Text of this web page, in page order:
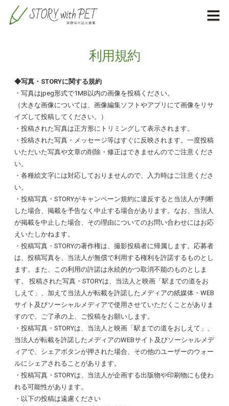
利用規約
◆写真・STORYに関する規約
・写真はjpeg形式で1MB以内の画像を投稿ください。
（大きな画像については、画像編集ソフトやアプリにて画像をリサ
イズして投稿してください。）
・投稿された写真は正方形にトリミングして表示されます。
・投稿された写真・メッセージ等はすぐに反映されます。一度投稿
いただいた写真や文章の削除・修正はできませんのでご注意くださ
い。
・各種絵文字には対応しておりませんので、入力時はご注意くださ
い。
・投稿写真・STORYがキャンペーン規約に違反すると当法人が判断
した場合、掲載を予告なく中止する場合があります。なお、当法人
が掲載を中止した場合、その理由についてのお問い合わせにはお応
えいたしかねます。
・投稿写真・STORYの著作権は、撮影投稿者に帰属します。応募者
は、投稿写真を、当法人が無償で利用する権利を許諾するものとし
ます。また、この利用の許諾は永続的かつ取消不能のものとしま
す。 投稿された写真・STORYは、当法人と映画「駅までの道をお
しえて」、加えて当法人が転載を許諾したメディアの紙媒体・WEB
サイト及びソーシャルメディアで使用させていただくことがありま
すので、ご了承の上、ご投稿をお願いします。
・投稿写真・STORYは、当法人と映画「駅までの道をおしえて」、
当法人が転載を許諾したメディアのWEBサイト及びソーシャルメデ
ィアで、シェアボタンが押された場合、その他のユーザーのウォー
ルにシェアされることがあります。
・投稿写真・STORYは、当法人が企画する出版物や印刷物にも使わ
れる可能性があります。
・以下の投稿は遠慮ください